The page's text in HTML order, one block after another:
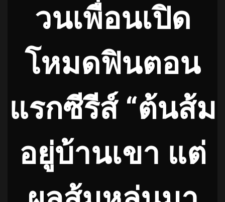
วนเพื่อนเปิด
โหมดฟินตอน
แรกซีรีส์ “ต้นส้ม
อยู่บ้านเขา แต่